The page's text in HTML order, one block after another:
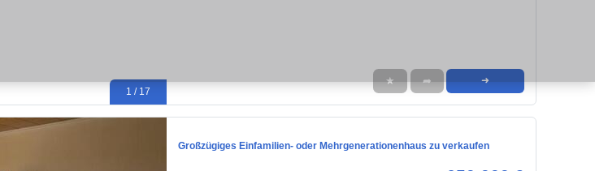
1 / 17
★ ➦ ➜
Großzügiges Einfamilien- oder Mehrgenerationenhaus zu verkaufen